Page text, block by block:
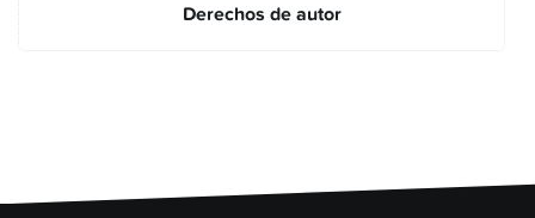
Derechos de autor